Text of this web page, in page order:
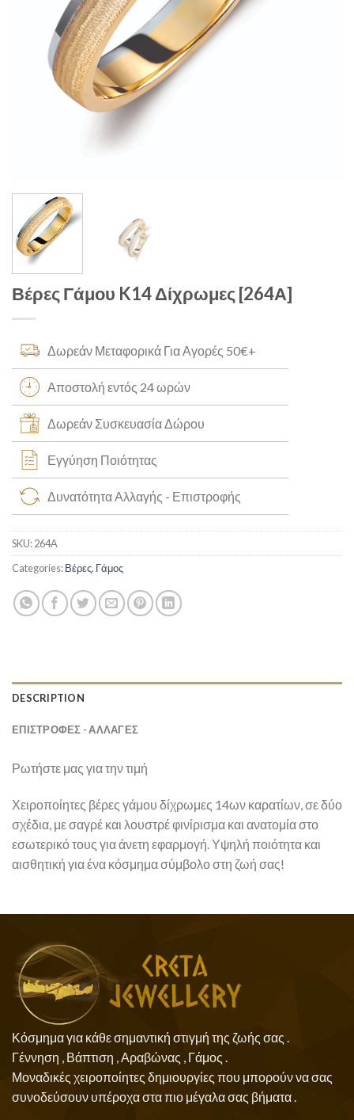
Βέρες Γάμου K14 Δίχρωμες [264Α]
Δωρεάν Μεταφορικά Για Αγορές 50€+
Αποστολή εντός 24 ωρών
Δωρεάν Συσκευασία Δώρου
Εγγύηση Ποιότητας
Δυνατότητα Αλλαγής - Επιστροφής
SKU:264Α
Categories:Βέρες, Γάμος
DESCRIPTION
ΕΠΙΣΤΡΟΦΕΣ - ΑΛΛΑΓΕΣ
Ρωτήστε μας για την τιμή
Χειροποίητες βέρες γάμου δίχρωμες 14ων καρατίων, σε δύο
σχέδια, με σαγρέ και λουστρέ φινίρισμα και ανατομία στο
εσωτερικό τους για άνετη εφαρμογή. Υψηλή ποιότητα και
αισθητική για ένα κόσμημα σύμβολο στη ζωή σας!
Κόσμημα για κάθε σημαντική στιγμή της ζωής σας .
Γέννηση , Βάπτιση , Αραβώνας , Γάμος .
Μοναδικές χειροποίητες δημιουργίες που μπορούν να σας
συνοδεύσουν υπέροχα στα πιο μέγαλα σας βήματα .